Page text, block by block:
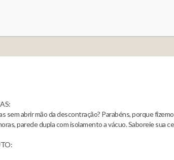
sem abrir mão da descontração? Parabéns, porque
parede dupla com isolamento a vácuo. Saboreie sua